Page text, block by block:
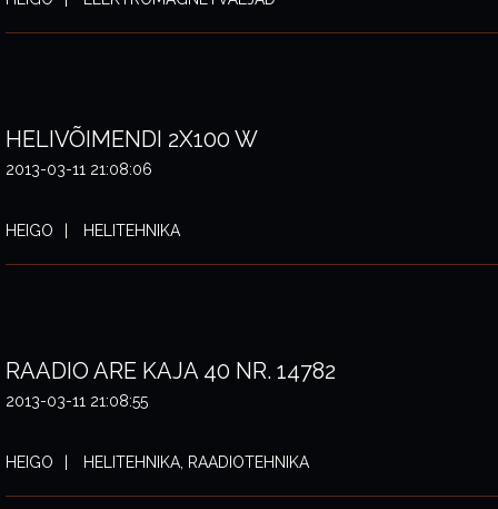
HELIVÕIMENDI 2X100 W
2013-03-11 21:08:06
HEIGO HELITEHNIKA
RAADIO ARE KAJA 40 NR. 14782
2013-03-11 21:08:55
HEIGO HELITEHNIKA, RAADIOTEHNIKA